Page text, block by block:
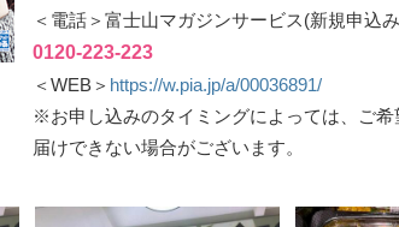
＜電話＞富士山マガジンサービス(新規申込
0120-223-223
＜WEB＞ https://w.pia.jp/a/00036891/
※お申し込みのタイミングによっては、ご希
届けできない場合がございます。